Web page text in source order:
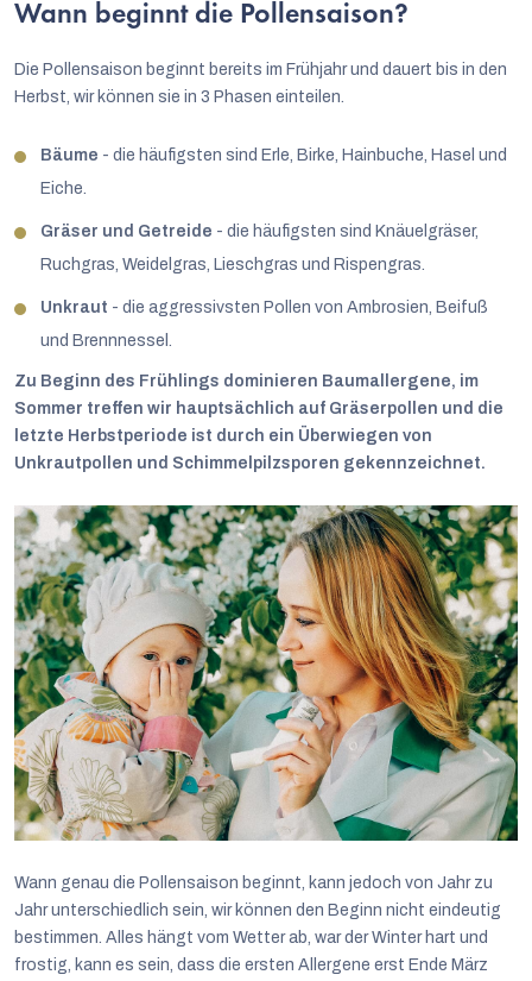
Wann beginnt die Pollensaison?
Die Pollensaison beginnt bereits im Frühjahr und dauert bis in den
Herbst, wir können sie in 3 Phasen einteilen.
Bäume - die häufigsten sind Erle, Birke, Hainbuche, Hasel und
Eiche.
Gräser und Getreide - die häufigsten sind Knäuelgräser,
Ruchgras, Weidelgras, Lieschgras und Rispengras.
Unkraut - die aggressivsten Pollen von Ambrosien, Beifuß
und Brennnessel.
Zu Beginn des Frühlings dominieren Baumallergene, im
Sommer treffen wir hauptsächlich auf Gräserpollen und die
letzte Herbstperiode ist durch ein Überwiegen von
Unkrautpollen und Schimmelpilzsporen gekennzeichnet.
Wann genau die Pollensaison beginnt, kann jedoch von Jahr zu
Jahr unterschiedlich sein, wir können den Beginn nicht eindeutig
bestimmen. Alles hängt vom Wetter ab, war der Winter hart und
frostig, kann es sein, dass die ersten Allergene erst Ende März